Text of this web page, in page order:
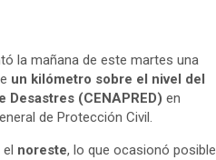
la mañana de este martes una
un kilómetro sobre el nivel del
(CENAPRED) en
de Protección Civil.
noreste, lo que ocasionó posible